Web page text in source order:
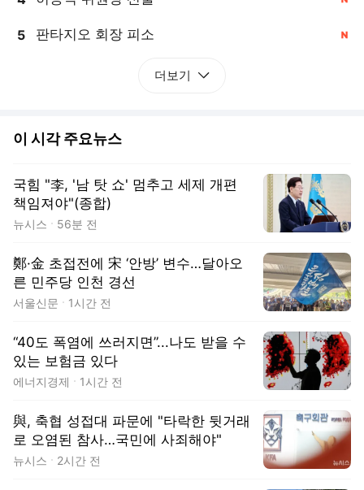
5 판타지오 회장 피소
더보기
이 시각 주요뉴스
국힘 "李, '남 탓 쇼' 멈추고 세제 개편
책임져야"(종합)
뉴시스 56분 전
鄭·金 초접전에 宋 ‘안방’ 변수…달아오
른 민주당 인천 경선
서울신문 1시간 전
“40도 폭염에 쓰러지면”...나도 받을 수
있는 보험금 있다
에너지경제 1시간 전
與, 축협 성접대 파문에 "타락한 뒷거래
로 오염된 참사…국민에 사죄해야"
뉴시스 2시간 전